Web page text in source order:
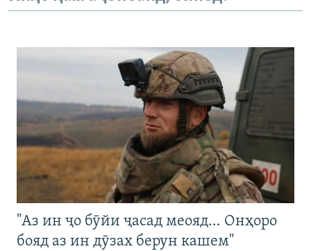
"Аз ин ҷо бӯйи ҷасад меояд… Онҳоро
бояд аз ин дӯзах берун кашем"